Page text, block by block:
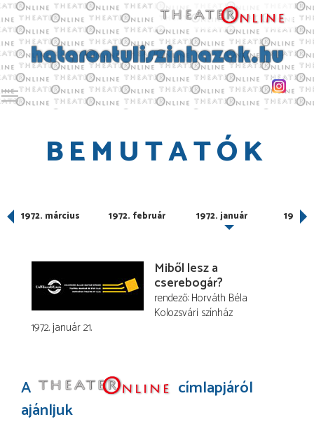
Toggle main menu visibility
BEMUTATÓK
1972. március 1972. február 1972. január 1971.
Miből lesz a
cserebogár?
rendező Horváth Béla
Kolozsvári színház
1972. január 21.
A
címlapjáról
ajánljuk